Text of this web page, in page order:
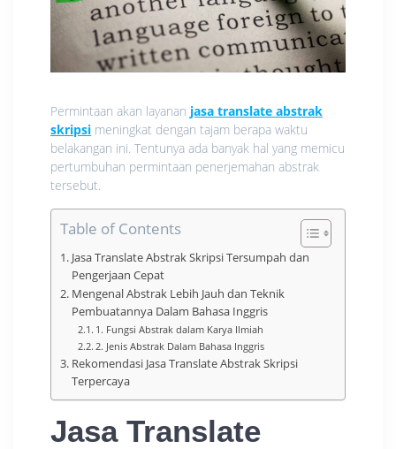
Permintaan akan layanan jasa translate abstrak
skripsi meningkat dengan tajam berapa waktu
belakangan ini. Tentunya ada banyak hal yang memicu
pertumbuhan permintaan penerjemahan abstrak
tersebut.
Table of Contents
Jasa Translate Abstrak Skripsi Tersumpah dan
Pengerjaan Cepat
Mengenal Abstrak Lebih Jauh dan Teknik
Pembuatannya Dalam Bahasa Inggris
1. Fungsi Abstrak dalam Karya Ilmiah
2. Jenis Abstrak Dalam Bahasa Inggris
Rekomendasi Jasa Translate Abstrak Skripsi
Terpercaya
Jasa Translate